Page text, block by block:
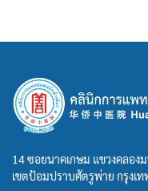
14 ซอยนาคเกษม แขวงคลอง
เขตป้อมปราบศัตรูพ่าย กรุงเ